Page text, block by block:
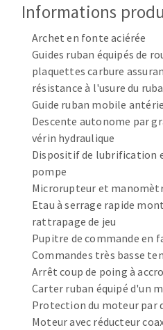
Meules de tourets
Bandes sans fin
Rouleaux d'atelier
Aspirateurs
MACHINES POUR LE
Tronçonneuses
Scies à ruban
Perceuses magnétiques
Affuteurs de forets
Tourets
Ponceuses
Tours à métaux
Tables
OUTILS
Fraises scies
Rubans
Fraise HSS
Forets métaux
Informations
Archet en fonte aciérée
Guides ruban équipés de
plaquettes carbure
résistance à l'usure du
Guide ruban mobile
Descente autonome par
vérin hydraulique
Dispositif de lubrification
pompe
Microrupteur et
Etau à serrage rapide
rattrapage de jeu
Pupitre de commande en
Commandes très basse
Arrêt coup de poing à
Carter ruban équipé d'un
Protection du moteur par
Moteur avec réducteur